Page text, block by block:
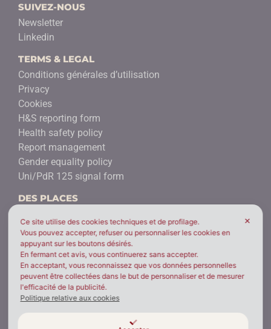
SUIVEZ-NOUS
Newsletter
Linkedin
TERMS & LEGAL
Conditions générales d’utilisation
Privacy
Cookies
H&S reporting form
Health safety policy
Report management
Gender equality policy
Uni/PdR 125 signal form
DES PLACES
Milano - ITALIE
BROFIND® BEIJING
Beijing - CHINE
BROFIND® A.Ş.
Istanbul - TURQUIE
✕
Ce site utilise des cookies techniques et de profilage.
Vous pouvez accepter, refuser ou personnaliser les cookies en
appuyant sur les boutons désirés.
En fermant cet avis, vous continuerez sans accepter.
En acceptant, vous reconnaissez que vos données personnelles
peuvent être collectées dans le but de personnaliser et de mesurer
l'efficacité de la publicité.
Politique relative aux cookies